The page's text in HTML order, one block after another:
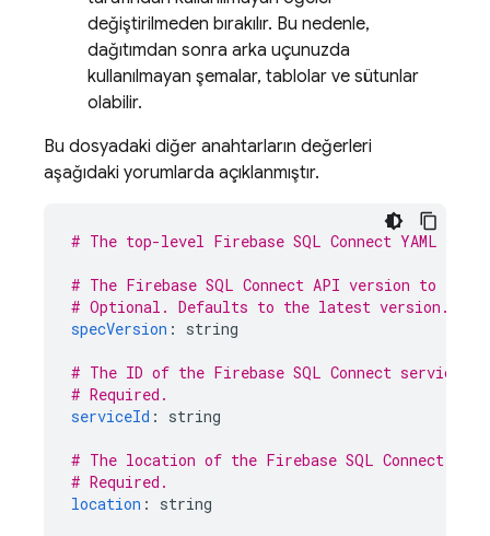
değiştirilmeden bırakılır. Bu nedenle,
dağıtımdan sonra arka uçunuzda
kullanılmayan şemalar, tablolar ve sütunlar
olabilir.
Bu dosyadaki diğer anahtarların değerleri
aşağıdaki yorumlarda açıklanmıştır.
# The top-level Firebase SQL Connect YAML file.
# The Firebase SQL Connect API version to
# Optional. Defaults to the latest version.
specVersion : string
# The ID of the Firebase SQL Connect service
# Required.
serviceId : string
# The location of the Firebase SQL Connect
# Required.
location : string